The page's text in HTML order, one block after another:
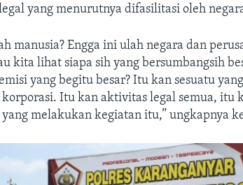
yang menurutnya difasilitasi oleh
manusia? Engga ini ulah negara dan
kita lihat siapa sih yang bersumbangsih
yang begitu besar? Itu kan sesuatu
Itu kan aktivitas legal semua, itu
melakukan kegiatan itu,” ungkapnya